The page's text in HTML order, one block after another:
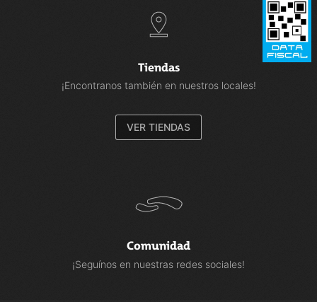
Tiendas
¡Encontranos también en nuestros locales!
VER TIENDAS
Comunidad
¡Seguínos en nuestras redes sociales!